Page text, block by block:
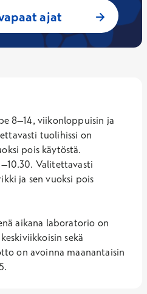
ajat
8–14, viikonloppuisin ja
tuolihissi on
pois käytöstä.
Valitettavasti
ja sen vuoksi pois
aikana laboratorio on
sekä
on avoinna maanantaisin